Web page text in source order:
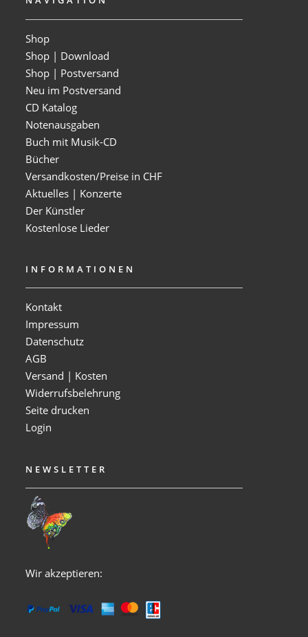
Shop
Shop | Download
Shop | Postversand
Neu im Postversand
CD Katalog
Notenausgaben
Buch mit Musik-CD
Bücher
Versandkosten/Preise in CHF
Aktuelles | Konzerte
Der Künstler
Kostenlose Lieder
INFORMATIONEN
Kontakt
Impressum
Datenschutz
AGB
Versand | Kosten
Widerrufsbelehrung
Seite drucken
Login
NEWSLETTER
Wir akzeptieren: